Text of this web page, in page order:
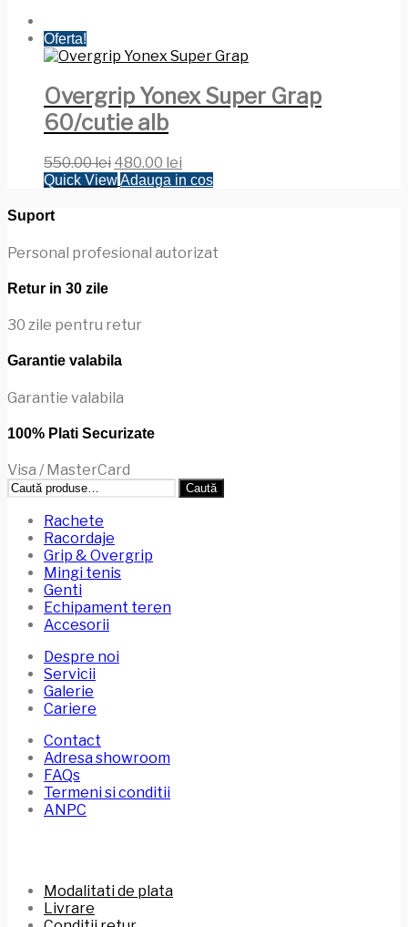
Oferta!
Overgrip Yonex Super Grap
60/cutie alb
550.00lei Prețul
inițial
480.00 lei
curent
Quick ViewAdauga in cos
Suport
Personal profesional autorizat
Retur in 30 zile
30 zile pentru retur
Garantie valabila
Garantie valabila
100% Plati Securizate
Visa / MasterCard
Caută
după:
Caută
Rachete
Racordaje
Grip & Overgrip
Mingi tenis
Genti
Echipament teren
Accesorii
Despre noi
Servicii
Galerie
Cariere
Contact
Adresa showroom
FAQs
Termeni si conditii
ANPC
Modalitati de plata
Livrare